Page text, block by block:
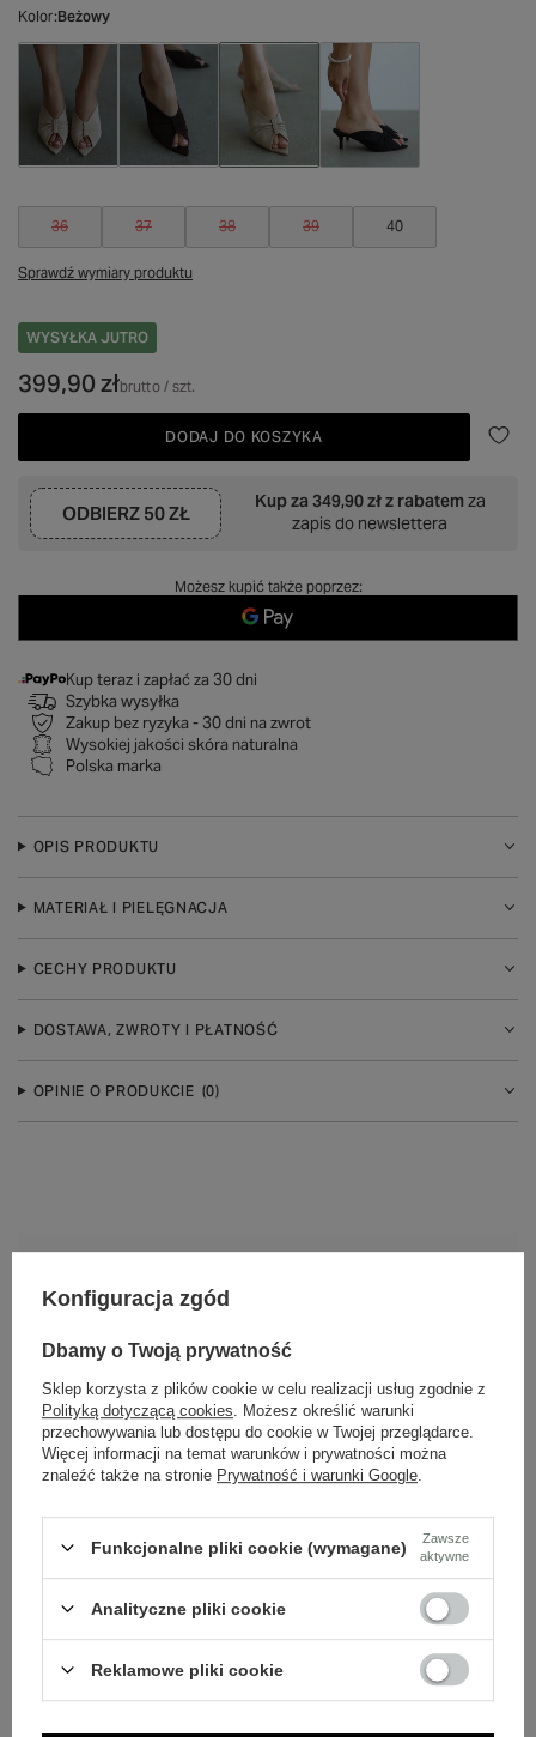
Kolor Beżowy
36 37 38 39 40
Sprawdź wymiary produktu
WYSYŁKA JUTRO
399,90 złbrutto/szt.
DODAJ DO KOSZYKA
ODBIERZ 50 ZŁ
Kup za 349,90 złz rabatem za
zapis do newslettera
Możesz kupić także poprzez:
Kup teraz i zapłać za 30 dni
Szybka wysyłka
Zakup bez ryzyka - 30 dni na zwrot
Wysokiej jakości skóra naturalna
Polska marka
OPIS PRODUKTU
MATERIAŁ I PIELĘGNACJA
CECHY PRODUKTU
DOSTAWA, ZWROTY I PŁATNOŚĆ
OPINIE O PRODUKCIE (0)
Nasze buty wykonane są z wysokiej jakości skóry
Polska marka
Tworzona z pasji do rzemieślniczej jakości i mody.
Ponadczasowy design
Klasyczne wzory, które pasują do wielu stylizacji.
Szybka wysyłka
Dbamy o doświadczenie klientów i wysyłamy w 24h.
Konfiguracja zgód
Dbamy o Twoją prywatność
Sklep korzysta z plików cookie w celu realizacji usług zgodnie z
Polityką dotyczącą cookies . Możesz określić warunki
przechowywania lub dostępu do cookie w Twojej przeglądarce.
Więcej informacji na temat warunków i prywatności można
znaleźć także na stronie Prywatność i warunki Google
Funkcjonalne pliki cookie (wymagane)
Zawsze
aktywne
Analityczne pliki cookie
Reklamowe pliki cookie